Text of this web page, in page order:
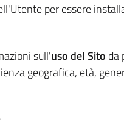
per essere
sull'uso del Sito da
geografica, età,